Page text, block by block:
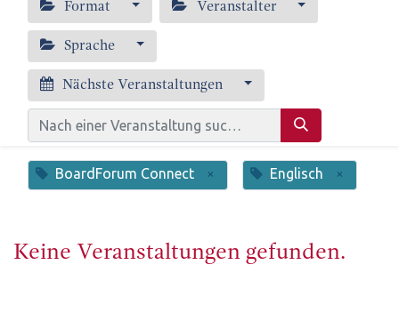
Format Veranstalter
Sprache
Nächste Veranstaltungen
BoardForum Connect × Englisch ×
Keine Veranstaltungen gefunden.